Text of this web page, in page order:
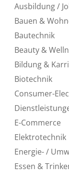
Ausbildung /
Bauen &
Bautechnik
Beauty &
Bildung &
Biotechnik
Consumer-
E-Commerce
Elektrotechnik
Energie- /
Essen &